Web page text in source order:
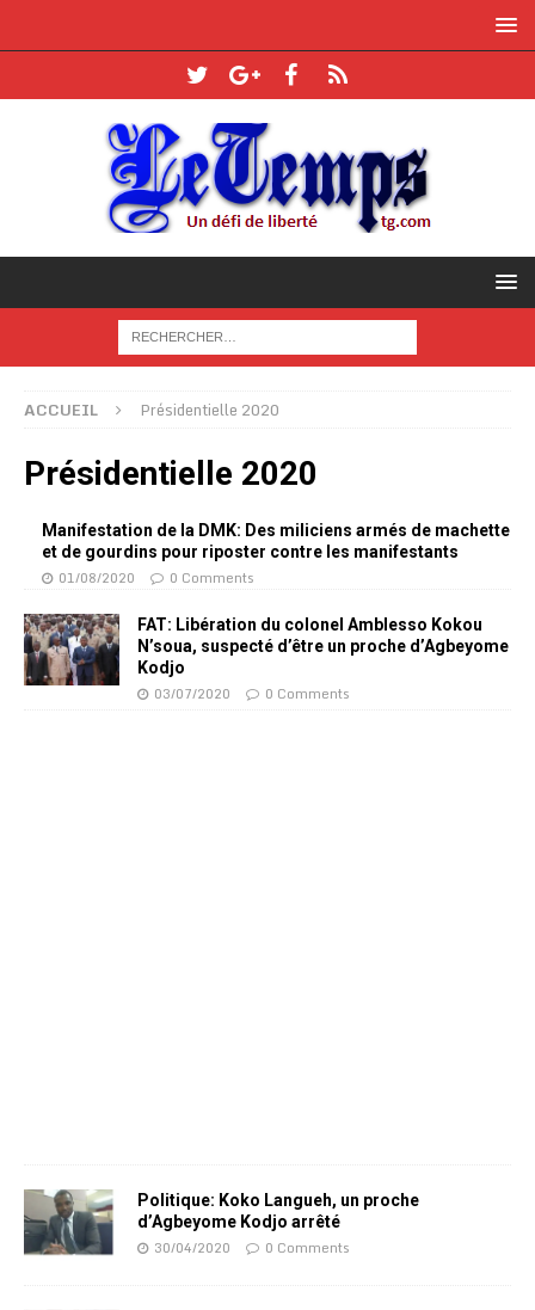
ACCUEIL Présidentielle 2020
Présidentielle 2020
Manifestation de la DMK: Des miliciens armés de machette
et de gourdins pour riposter contre les manifestants
01/08/2020 0 Comments
FAT: Libération du colonel Amblesso Kokou
N’soua, suspecté d’être un proche d’Agbeyome
Kodjo
03/07/2020 0 Comments
Politique: Koko Langueh, un proche
d’Agbeyome Kodjo arrêté
30/04/2020 0 Comments